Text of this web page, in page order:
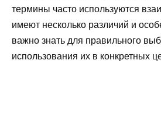
термины часто используются
имеют несколько различий и
важно знать для правильного
использования их в конкретных